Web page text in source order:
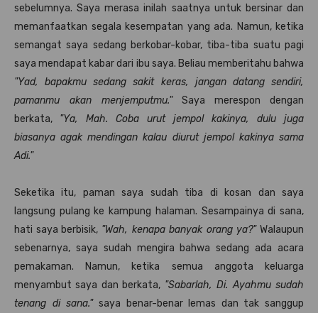
sebelumnya. Saya merasa inilah saatnya untuk bersinar dan
memanfaatkan segala kesempatan yang ada. Namun, ketika
semangat saya sedang berkobar-kobar, tiba-tiba suatu pagi
saya mendapat kabar dari ibu saya. Beliau memberitahu bahwa
"Yad, bapakmu sedang sakit keras, jangan datang sendiri,
pamanmu akan menjemputmu."Saya merespon dengan
berkata, "Ya, Mah. Coba urut jempol kakinya, dulu juga
biasanya agak mendingan kalau diurut jempol kakinya sama
Adi."
Seketika itu, paman saya sudah tiba di kosan dan saya
langsung pulang ke kampung halaman. Sesampainya di sana,
hati saya berbisik, "Wah, kenapa banyak orang ya?"Walaupun
sebenarnya, saya sudah mengira bahwa sedang ada acara
pemakaman. Namun, ketika semua anggota keluarga
menyambut saya dan berkata, "Sabarlah, Di. Ayahmu sudah
tenang di sana."saya benar-benar lemas dan tak sanggup